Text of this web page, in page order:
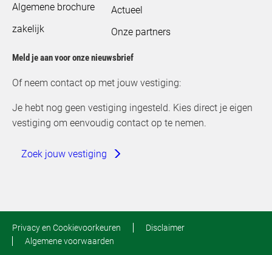
Algemene brochure
zakelijk
Actueel
Onze partners
Meld je aan voor onze nieuwsbrief
Of neem contact op met jouw vestiging:
Je hebt nog geen vestiging ingesteld. Kies direct je eigen
vestiging om eenvoudig contact op te nemen.
Zoek jouw vestiging
Privacy en Cookievoorkeuren
Disclaimer
Algemene voorwaarden